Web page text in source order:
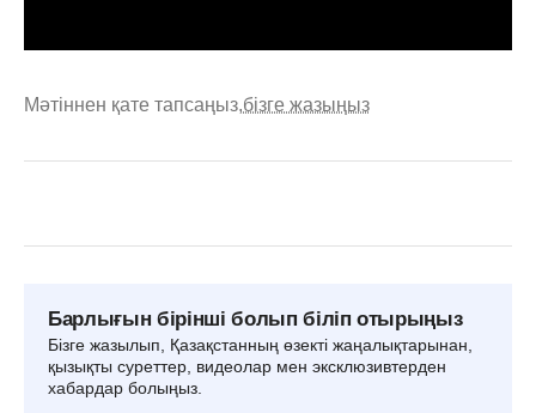
Мәтіннен қате тапсаңыз,бізге жазыңыз
Барлығын бірінші болып біліп отырыңыз
Бізге жазылып, Қазақстанның өзекті жаңалықтарынан,
қызықты суреттер, видеолар мен эксклюзивтерден
хабардар болыңыз.